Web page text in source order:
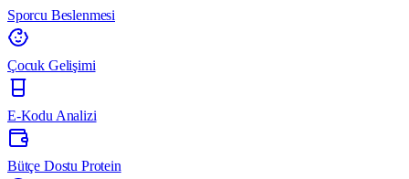
Sporcu Beslenmesi
Çocuk Gelişimi
E-Kodu Analizi
Bütçe Dostu Protein